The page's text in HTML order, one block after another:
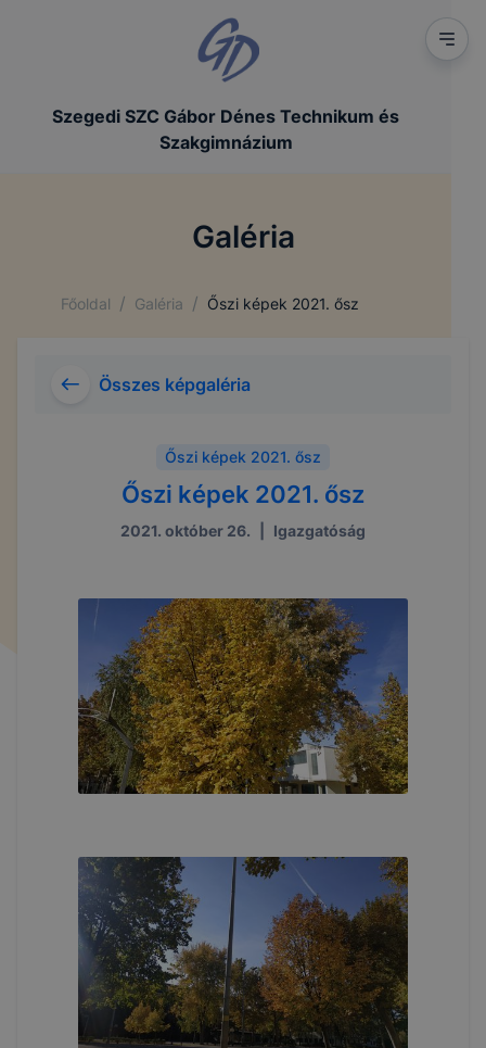
Szegedi SZC Gábor Dénes Technikum és
Szakgimnázium
Galéria
Főoldal / Galéria / Őszi képek 2021. ősz
Összes képgaléria
Őszi képek 2021. ősz
Őszi képek 2021. ősz
2021. október 26. Igazgatóság